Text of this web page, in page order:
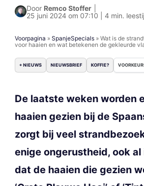
Door Remco Stoffer
25 juni 2024 om 07:10 | 4 min.
Voorpagina » SpanjeSpecials » Wat is de
voor haaien en wat betekenen de gekleurde
+ NIEUWS NIEUWSBRIEF KOFFIE?
De laatste weken worden
haaien gezien bij de
zorgt bij veel
enige ongerustheid, ook al
dat de haaien die gezien